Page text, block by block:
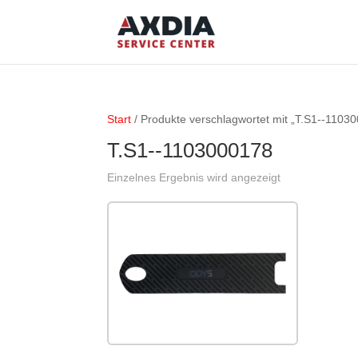
Start / Produkte verschlagwortet mit „T.S1--
T.S1--1103000178
Einzelnes Ergebnis wird angezeigt